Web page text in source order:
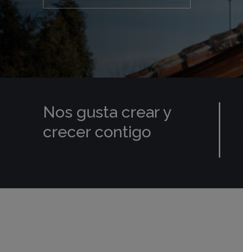
Nos gusta crear y
crecer contigo